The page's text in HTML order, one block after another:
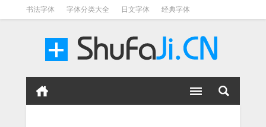
书法字体 字体分类大全 日文字体 经典字体